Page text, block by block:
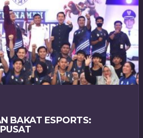
BAKAT ESPORTS: